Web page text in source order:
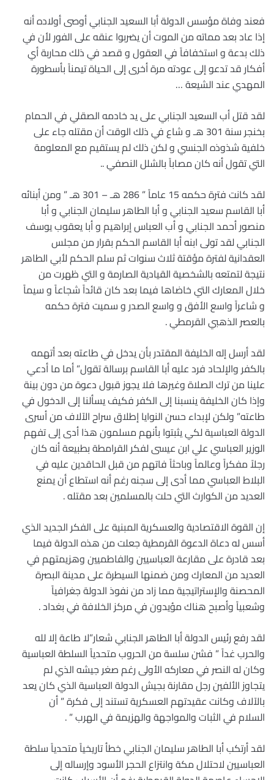
فعند وفاة مؤسس الدولة أبا السعيد الجنابي أوصى أولاده أنه
إذا عاد بعد مماته من الموت أن يضربوا عنقه على الفور لأن في
ذلك بدعة و استخفافاً في العقول و قصد في ذلك محاربة أي
أفكار قد تدعو إلى عودته مرة أخرى إلى الحياة تيمناً بأسطورة
المهدي عند الشيعة …
لقد قتل أب السعيد الجنابي على يد خادمه الصقلي في الحمام
بخنجر سنة 301 هـ و شاع في ذلك الوقت أن مقتله جاء على
خلفية شذوذه الجنسي و لكن ذلك لم يستقيم مع المعلومة
التي تقول أنه كان مصاباً بالشلل النصفي ..
لقد كانت فترة حكمه 15 عاماً ” 286 هـ – 301 هـ ” ومن أبنائه
أبا القاسم سعيد الجنابي و أبا الطاهر سليمان الجنابي و أبا
منصور أحمد الجنابي و أب العباس إبراهيم و أبا يعقوب يوسف
الجنابي لقد تولى ابنه أبا القاسم الحكم بقرار من مجلس
العقدانية لفترة مؤقتة ثلاث سنوات ثم سلم الحكم لأبي الطاهر
نتيجة لتمتعه بالشخصية القيادية الصارمة و التي ظهرت من
خلال المعارك التي خاضاها فيما بعد كان قائداً شجاعاً و سيماً
و شاعراً واسع الأفق و واسع الصدر و سميت فترة حكمه
بالعصر الذهبي القرمطي .
لقد أرسل إله الخليفة المقتدر بأن يدخل في طاعته بعد أتهمه
بالكفر والإلحاد فرد عليه أبا القاسم برسالة تقول” أما ما أدعي
علينا من ترك الصلاة وغيرها فلا يجوز قبول دعوة من دون بينة
وإذا كان الخليفة ينسبنا إلى الكفر فكيف يسألنا إلى الدخول في
طاعته” ولكن لإبداء حسن النوايا إطلاق سراح الآلاف من أسرى
الدولة العباسية لكي يثبتوا بأنهم مسلمون هذا أدى إلى تفهم
الوزير العباسي علي ابن عيسى لفكر القرامطة بطبيعة أنه كان
رجلاً مفكراً وعالماً وباحثاً فاتهم من قبل الحاقدين عليه في
البلاط العباسي مما أدى إلى سجنه رغم أنه استطاع أن يمنع
العديد من الكوارث التي حلت بالمسلمين بعد مقتله .
إن القوة الاقتصادية والعسكرية المبنية على الفكر الجديد الذي
أسس له دعاة الدعوة القرمطية جعلت من هذه الدولة فيما
بعد قادرة على مقارعة العباسيين والفاطميين وهزيمتهم في
العديد من المعارك ومن ضمنها السيطرة على مدينة البصرة
المحصنة والإستراتيجية مما زاد من نفوذ الدولة جغرافياً
وشعبياً وأصبح هناك مؤيدون في مركز الخلافة في بغداد .
لقد رفع رئيس الدولة أبا الطاهر الجنابي شعار”لا طاعة إلا لله
والحرب غداً ” فشن سلسة من الحروب متحدياً السلطة العباسية
وكان له النصر في معاركه الأولى رغم صغر جيشه الذي لم
يتجاوز الألفين رجل مقارنة بجيش الدولة العباسية الذي كان يعد
بالآلاف وكانت عقيدتهم العسكرية تستند إلى فكرة ” أن
السلام في الثبات والمواجهة والهزيمة في الهرب ” .
لقد أرتكب أبا الطاهر سليمان الجنابي خطأ تاريخياً متحدياً سلطة
العباسيين لاحتلال مكة وانتزاع الحجر الأسود وإرساله إلى